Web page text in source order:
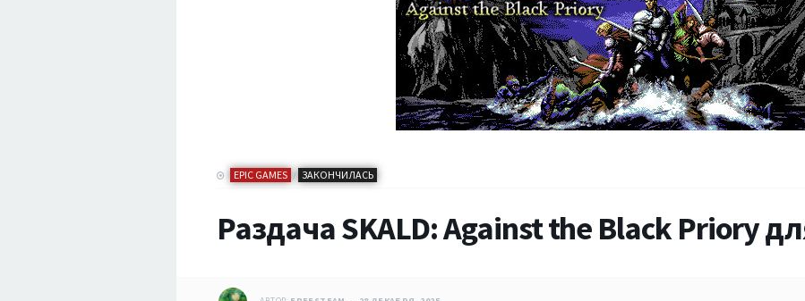
EPIC GAMES / ЗАКОНЧИЛАСЬ
Раздача SKALD: Against the Black Priory